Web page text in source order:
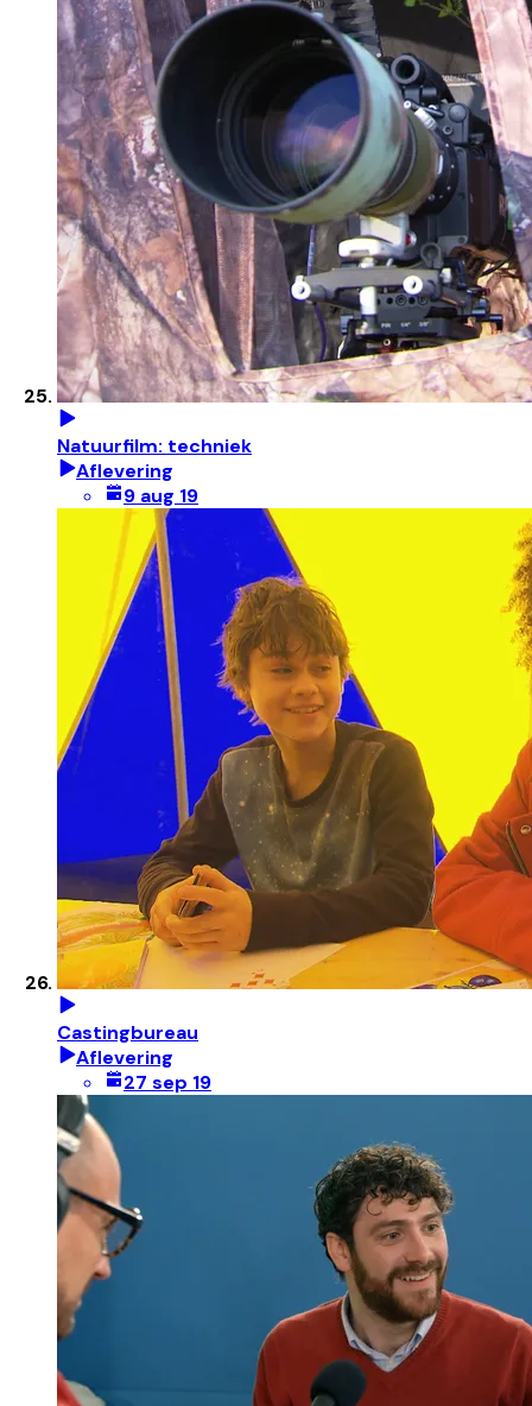
Natuurfilm: techniek
Aflevering
9 aug 19
Castingbureau
Aflevering
27 sep 19